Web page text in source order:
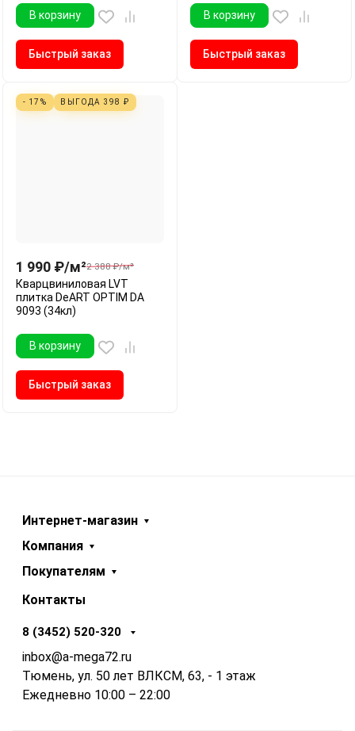
В корзину
Быстрый заказ
В корзину
Быстрый заказ
- 17% ВЫГОДА 398 ₽
1 990 ₽/м²2 388 ₽/м²
Кварцвиниловая LVT
плитка DeART OPTIM DA
9093 (34кл)
В корзину
Быстрый заказ
Интернет-магазин
Компания
Покупателям
Контакты
8 (3452) 520-320
inbox@a-mega72.ru
Тюмень, ул. 50 лет ВЛКСМ, 63, - 1 этаж
Ежедневно 10:00 – 22:00